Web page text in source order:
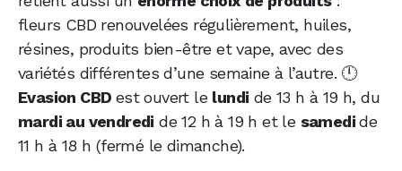
fleurs CBD renouvelées régulièrement, huiles,
résines, produits bien-être et vape, avec des
variétés différentes d’une semaine à l’autre. 🕛
Evasion CBD est ouvert le lundi de 13 h à 19 h, du
mardi au vendredi de 12 h à 19 h et le samedide
11 h à 18 h (fermé le dimanche).